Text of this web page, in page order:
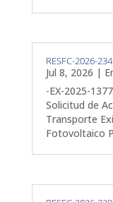
RESFC-2026-
Jul 8, 2026 |
-EX-2025-
Solicitud de
Transporte
Fotovoltaico